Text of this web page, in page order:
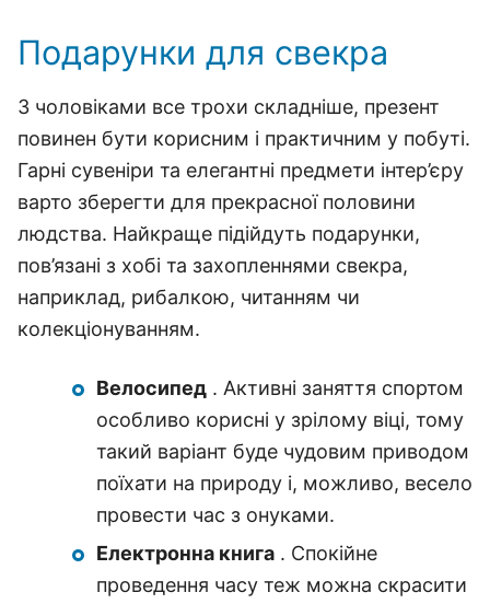
Подарунки для свекра
З чоловіками все трохи складніше, презент
повинен бути корисним і практичним у побуті.
Гарні сувеніри та елегантні предмети інтер’єру
варто зберегти для прекрасної половини
людства. Найкраще підійдуть подарунки,
пов’язані з хобі та захопленнями свекра,
наприклад, рибалкою, читанням чи
колекціонуванням.
Велосипед . Активні заняття спортом
особливо корисні у зрілому віці, тому
такий варіант буде чудовим приводом
поїхати на природу і, можливо, весело
провести час з онуками.
Електронна книга . Спокійне
проведення часу теж можна скрасити